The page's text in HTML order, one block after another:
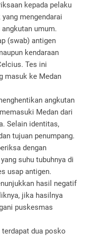
kepada pelaku
mengendarai
umum.
(swab) antigen
kendaraan
Tes ini
masuk ke Medan
angkutan
Medan dari
Selain identitas,
tujuan penumpang.
dengan
suhu tubuhnya di
usap antigen.
hasil negatif
jika hasilnya
puskesmas
terdapat dua posko